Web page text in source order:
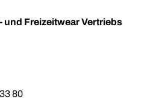
Freizeitwear Vertriebs
80